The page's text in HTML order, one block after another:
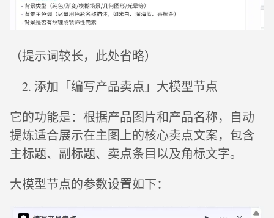
（提示词较长，此处省略）
添加「编写产品卖点」大模型节点
它的功能是：根据产品图片和产品名称，自动
提炼适合展示在主图上的核心卖点文案，包含
主标题、副标题、卖点条目以及角标文字。
大模型节点的参数设置如下：